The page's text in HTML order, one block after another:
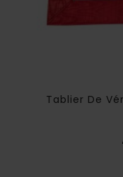
Tablier De